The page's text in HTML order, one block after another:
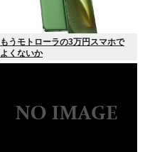
もうモトローラの3万円スマホで
よくないか